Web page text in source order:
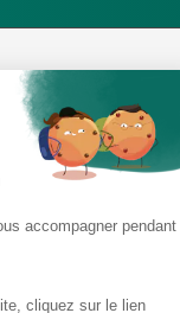
A
Notre
Nos
Notre
accompagner pendant
cliquez sur le lien